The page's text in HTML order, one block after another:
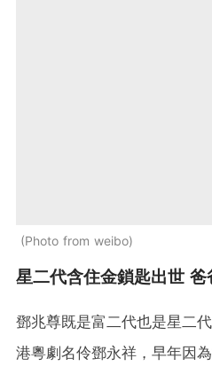
Photo from weibo
星二代含住金鎖匙出世
鄧兆尊既是富二代也是星二
港粵劇名伶鄧永祥，早年因